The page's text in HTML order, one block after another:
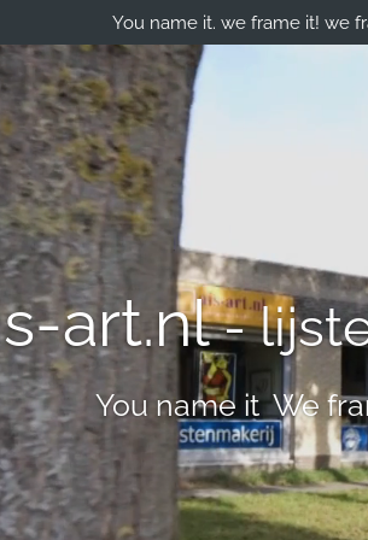
You name it. we frame it! we
art.nl-
You name it We